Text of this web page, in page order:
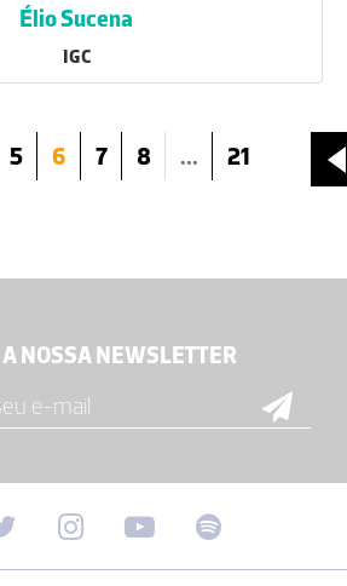
Élio Sucena
IGC
5 6 7 8 ...
21
NOSSA NEWSLETTER